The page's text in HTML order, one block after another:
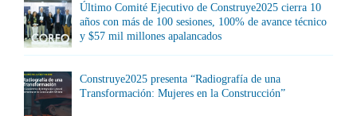
Último Comité Ejecutivo de Construye2025 cierra 10
años con más de 100 sesiones, 100% de avance técnico
y $57 mil millones apalancados
Construye2025 presenta “Radiografía de una
Transformación: Mujeres en la Construcción”